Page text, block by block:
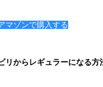
マゾンで購入する
リからレギュラーになる方